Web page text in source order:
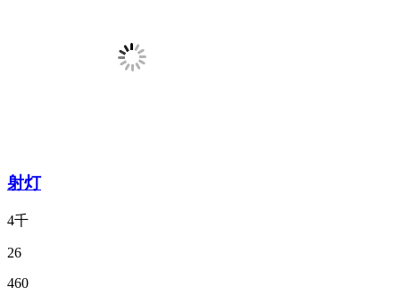
射灯
4千
26
460